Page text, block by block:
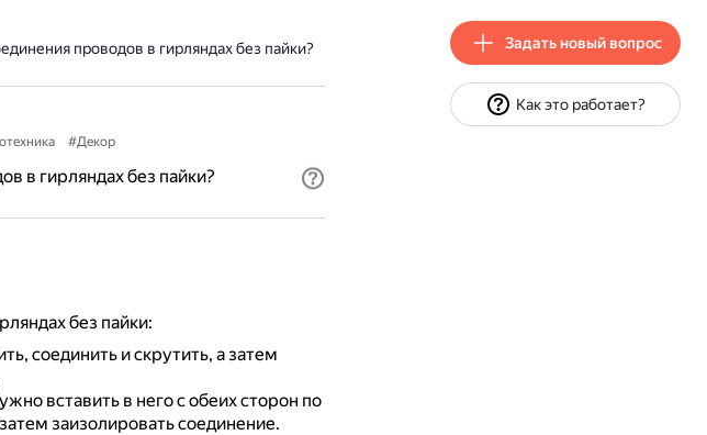
проводов в гирляндах без пайки?
#Декор
в гирляндах без пайки?
без пайки:
соединить и скрутить, а затем
вставить в него с обеих сторон по
заизолировать соединение.
Задать новый вопрос
Как это работает?